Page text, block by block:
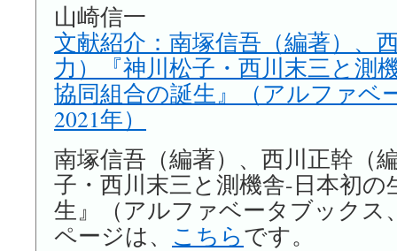
山崎信一
文献紹介：南塚信吾（編著）、
力）『神川松子・西川末三と測
協同組合の誕生』（アルファベ
2021年）
南塚信吾（編著）、西川正幹（
子・西川末三と測機舎-日本初の
生』（アルファベータブックス
ページは、 こちらです。